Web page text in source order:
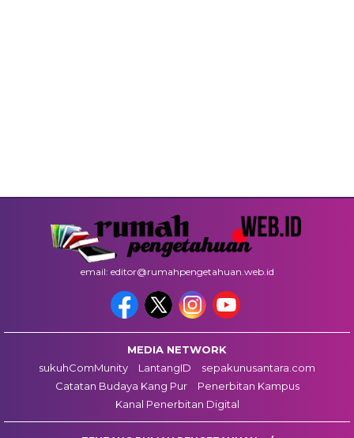
email: editor@rumahpengetahuan.web.id
MEDIA NETWORK
sukuhComMunity
LantangID
sepakunusantara.com
Catatan Budaya Kang Pur
Penerbitan Kampus
Kanal Penerbitan Digital